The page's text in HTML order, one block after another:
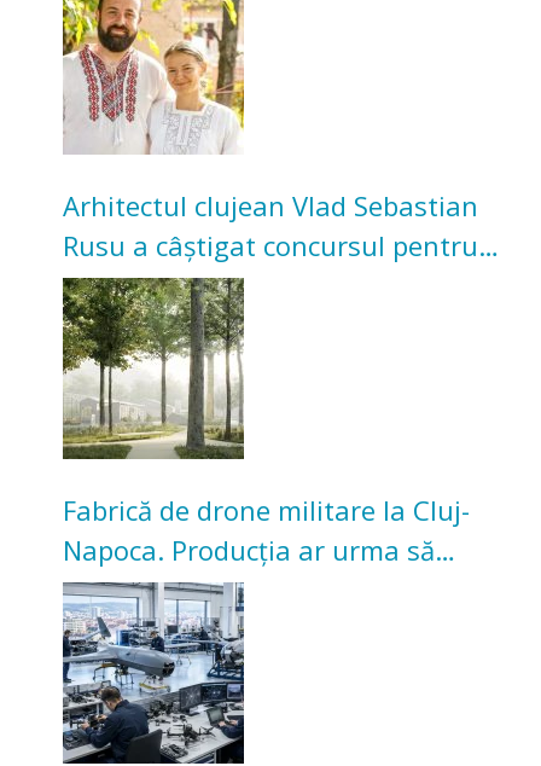
bunicilor
Arhitectul clujean Vlad Sebastian
Rusu a câștigat concursul pentru
transformarea Grădinii Casei
Universitarilor
Fabrică de drone militare la Cluj-
Napoca. Producția ar urma să
înceapă în toamna acestui an